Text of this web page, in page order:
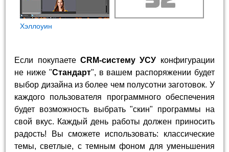
Хэллоуин
Если покупаете CRM-систему УСУ конфигурации
не ниже "Стандарт", в вашем распоряжении будет
выбор дизайна из более чем полусотни заготовок. У
каждого пользователя программного обеспечения
будет возможность выбрать "скин" программы на
свой вкус. Каждый день работы должен приносить
радость! Вы сможете использовать: классические
темы, светлые, с темным фоном для уменьшения